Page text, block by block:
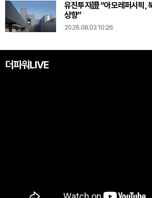
유진투자證 “아모레퍼시픽,
상향”
2026.08.03 10:26
더파워LIVE